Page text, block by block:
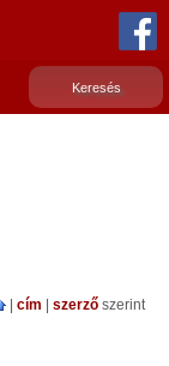
cím szerző szerint